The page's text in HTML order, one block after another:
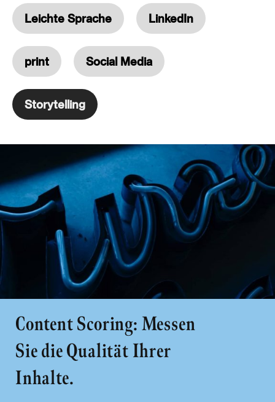
Leichte Sprache LinkedIn
print Social Media
Storytelling
Content Scoring: Messen
Sie die Qualität Ihrer
Inhalte.